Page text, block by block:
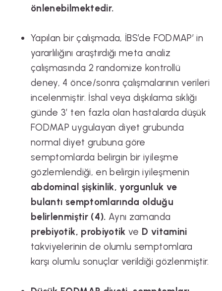
önlenebilmektedir.
Yapılan bir çalışmada, İBS’de FODMAP’ in
yararlılığını araştırdığı meta analiz
çalışmasında 2 randomize kontrollü
deney, 4 önce/sonra çalışmalarının verileri
incelenmiştir. İshal veya dışkılama sıklığı
günde 3’ ten fazla olan hastalarda düşük
FODMAP uygulayan diyet grubunda
normal diyet grubuna göre
semptomlarda belirgin bir iyileşme
gözlemlendiği, en belirgin iyileşmenin
abdominal şişkinlik, yorgunluk ve
bulantı semptomlarında olduğu
belirlenmiştir (4). Aynı zamanda
prebiyotik, probiyotikve D vitamini
takviyelerinin de olumlu semptomlara
karşı olumlu sonuçlar verildiği gözlenmiştir.